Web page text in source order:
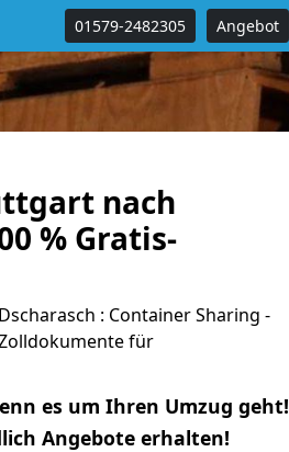
01579-2482305 Angebot
nach
% Gratis-
: Container Sharing -
für
es um Ihren Umzug geht!
Angebote erhalten!